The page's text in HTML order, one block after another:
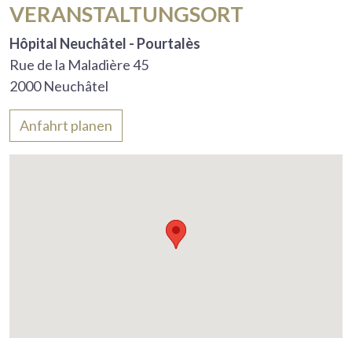
VERANSTALTUNGSORT
Hôpital Neuchâtel - Pourtalès
Rue de la Maladière 45
2000 Neuchâtel
Anfahrt planen